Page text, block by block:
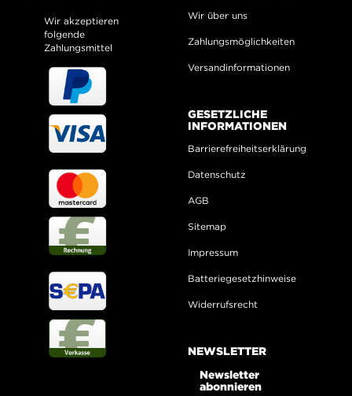
Wir akzeptieren
folgende
Zahlungsmittel
Wir über uns
Zahlungsmöglichkeiten
Versandinformationen
GESETZLICHE
INFORMATIONEN
Barrierefreiheitserklärung
Datenschutz
AGB
Sitemap
Impressum
Batteriegesetzhinweise
Widerrufsrecht
NEWSLETTER
Newsletter
abonnieren